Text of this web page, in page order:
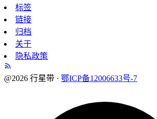
标签
链接
归档
关于
隐私政策
@2026 行星带 · 鄂ICP备12006633号-7